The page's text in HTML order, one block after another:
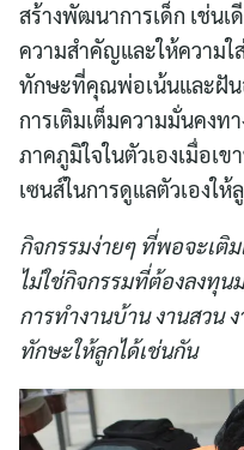
สร้างพัฒนาการเด็ก เช่น
ความสำคัญและให้ความใ
ทักษะที่คุณพ่อเน้นและฝัน
การเติมเต็มความมั่นคงท
ภาคภูมิใจในตัวเองเมื่อเ
เซนส์ในการดูแลตัวเองให้
กิจกรรมง่ายๆ ที่พอจะเติ
ไม่ใช่กิจกรรมที่ต้องลงทุ
การทำงานบ้าน งานสวน
ทักษะให้ลูกได้เช่นกัน